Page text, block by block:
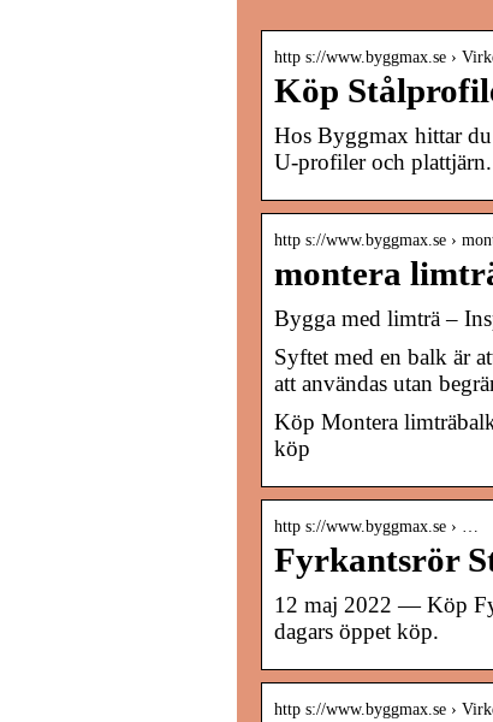
http s://www.byggmax.se ›
Köp
Hos Byggmax hittar
U-profiler och plattjärn.
http s://www.byggmax.se ›
montera
Bygga med limträ –
Syftet med en balk är
att användas utan
Köp Montera
köp
http s://www.byggmax.se › …
Fyrkantsrör
12 maj 2022 — Köp
dagars öppet köp.
http s://www.byggmax.se ›